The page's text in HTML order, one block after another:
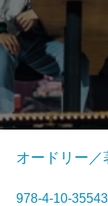
オードリー／
978-4-10-